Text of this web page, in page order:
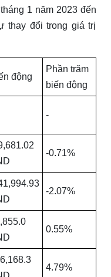
1 năm 2023 đến
thay đổi trong giá trị
động
Phần trăm
biến động
-
-0.71%
-2.07%
0.55%
4.79%